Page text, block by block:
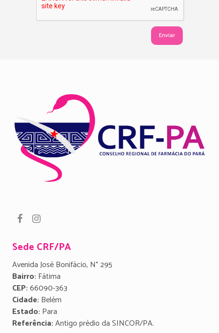
Sede CRF/PA
Avenida José Bonifácio, N° 295
Bairro: Fátima
CEP:66090-363
Cidade: Belém
Estado: Para
Referência:Antigo prédio da SINCOR/PA.